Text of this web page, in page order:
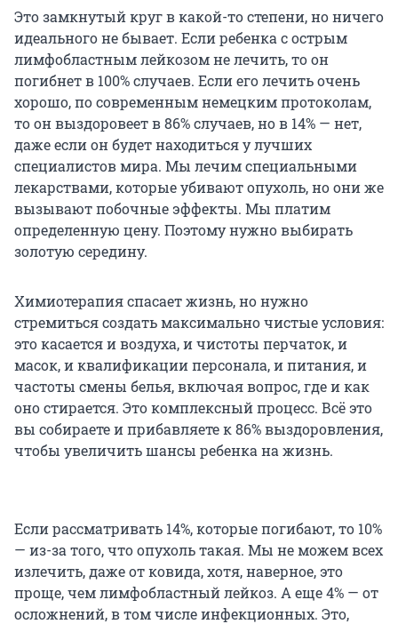
Это замкнутый круг в какой-то степени, но ничего
идеального не бывает. Если ребенка с острым
лимфобластным лейкозом не лечить, то он
погибнет в 100% случаев. Если его лечить очень
хорошо, по современным немецким протоколам,
то он выздоровеет в 86% случаев, но в 14% — нет,
даже если он будет находиться у лучших
специалистов мира. Мы лечим специальными
лекарствами, которые убивают опухоль, но они же
вызывают побочные эффекты. Мы платим
определенную цену. Поэтому нужно выбирать
золотую середину.
Химиотерапия спасает жизнь, но нужно
стремиться создать максимально чистые условия:
это касается и воздуха, и чистоты перчаток, и
масок, и квалификации персонала, и питания, и
частоты смены белья, включая вопрос, где и как
оно стирается. Это комплексный процесс. Всё это
вы собираете и прибавляете к 86% выздоровления,
чтобы увеличить шансы ребенка на жизнь.
Если рассматривать 14%, которые погибают, то 10%
— из-за того, что опухоль такая. Мы не можем всех
излечить, даже от ковида, хотя, наверное, это
проще, чем лимфобластный лейкоз. А еще 4% — от
осложнений, в том числе инфекционных. Это,